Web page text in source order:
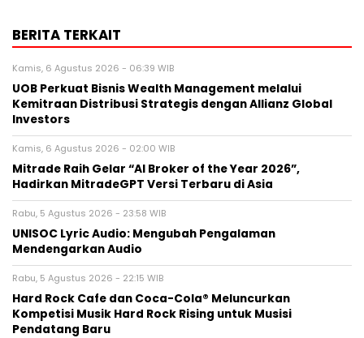
BERITA TERKAIT
Kamis, 6 Agustus 2026 - 06:39 WIB
UOB Perkuat Bisnis Wealth Management melalui
Kemitraan Distribusi Strategis dengan Allianz Global
Investors
Kamis, 6 Agustus 2026 - 02:00 WIB
Mitrade Raih Gelar “AI Broker of the Year 2026”,
Hadirkan MitradeGPT Versi Terbaru di Asia
Rabu, 5 Agustus 2026 - 23:58 WIB
UNISOC Lyric Audio: Mengubah Pengalaman
Mendengarkan Audio
Rabu, 5 Agustus 2026 - 22:15 WIB
Hard Rock Cafe dan Coca-Cola® Meluncurkan
Kompetisi Musik Hard Rock Rising untuk Musisi
Pendatang Baru